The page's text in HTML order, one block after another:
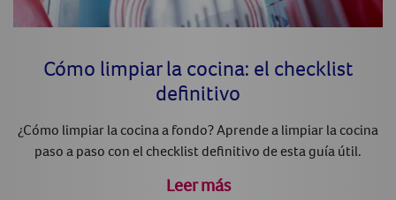
Cómo limpiar la cocina: el checklist
definitivo
¿Cómo limpiar la cocina a fondo? Aprende a limpiar la cocina
paso a paso con el checklist definitivo de esta guía útil.
Leer más